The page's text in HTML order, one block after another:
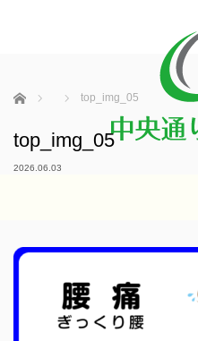
ホーム top_img_05
top_img_05
2026.06.03